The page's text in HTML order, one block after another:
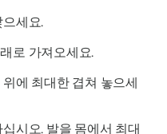
세요.
로 가져오세요.
에 최대한 겹쳐 놓으세
시오. 발을 몸에서 최대